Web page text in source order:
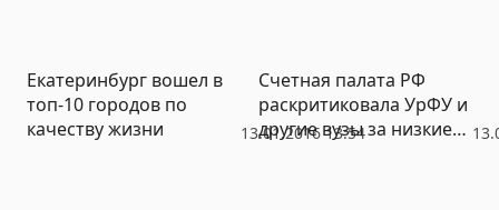
13.01.2016 13:54
Екатеринбург вошел в
топ-10 городов по
качеству жизни
Счетная палата РФ
раскритиковала УрФУ и
другие вузы за низкие